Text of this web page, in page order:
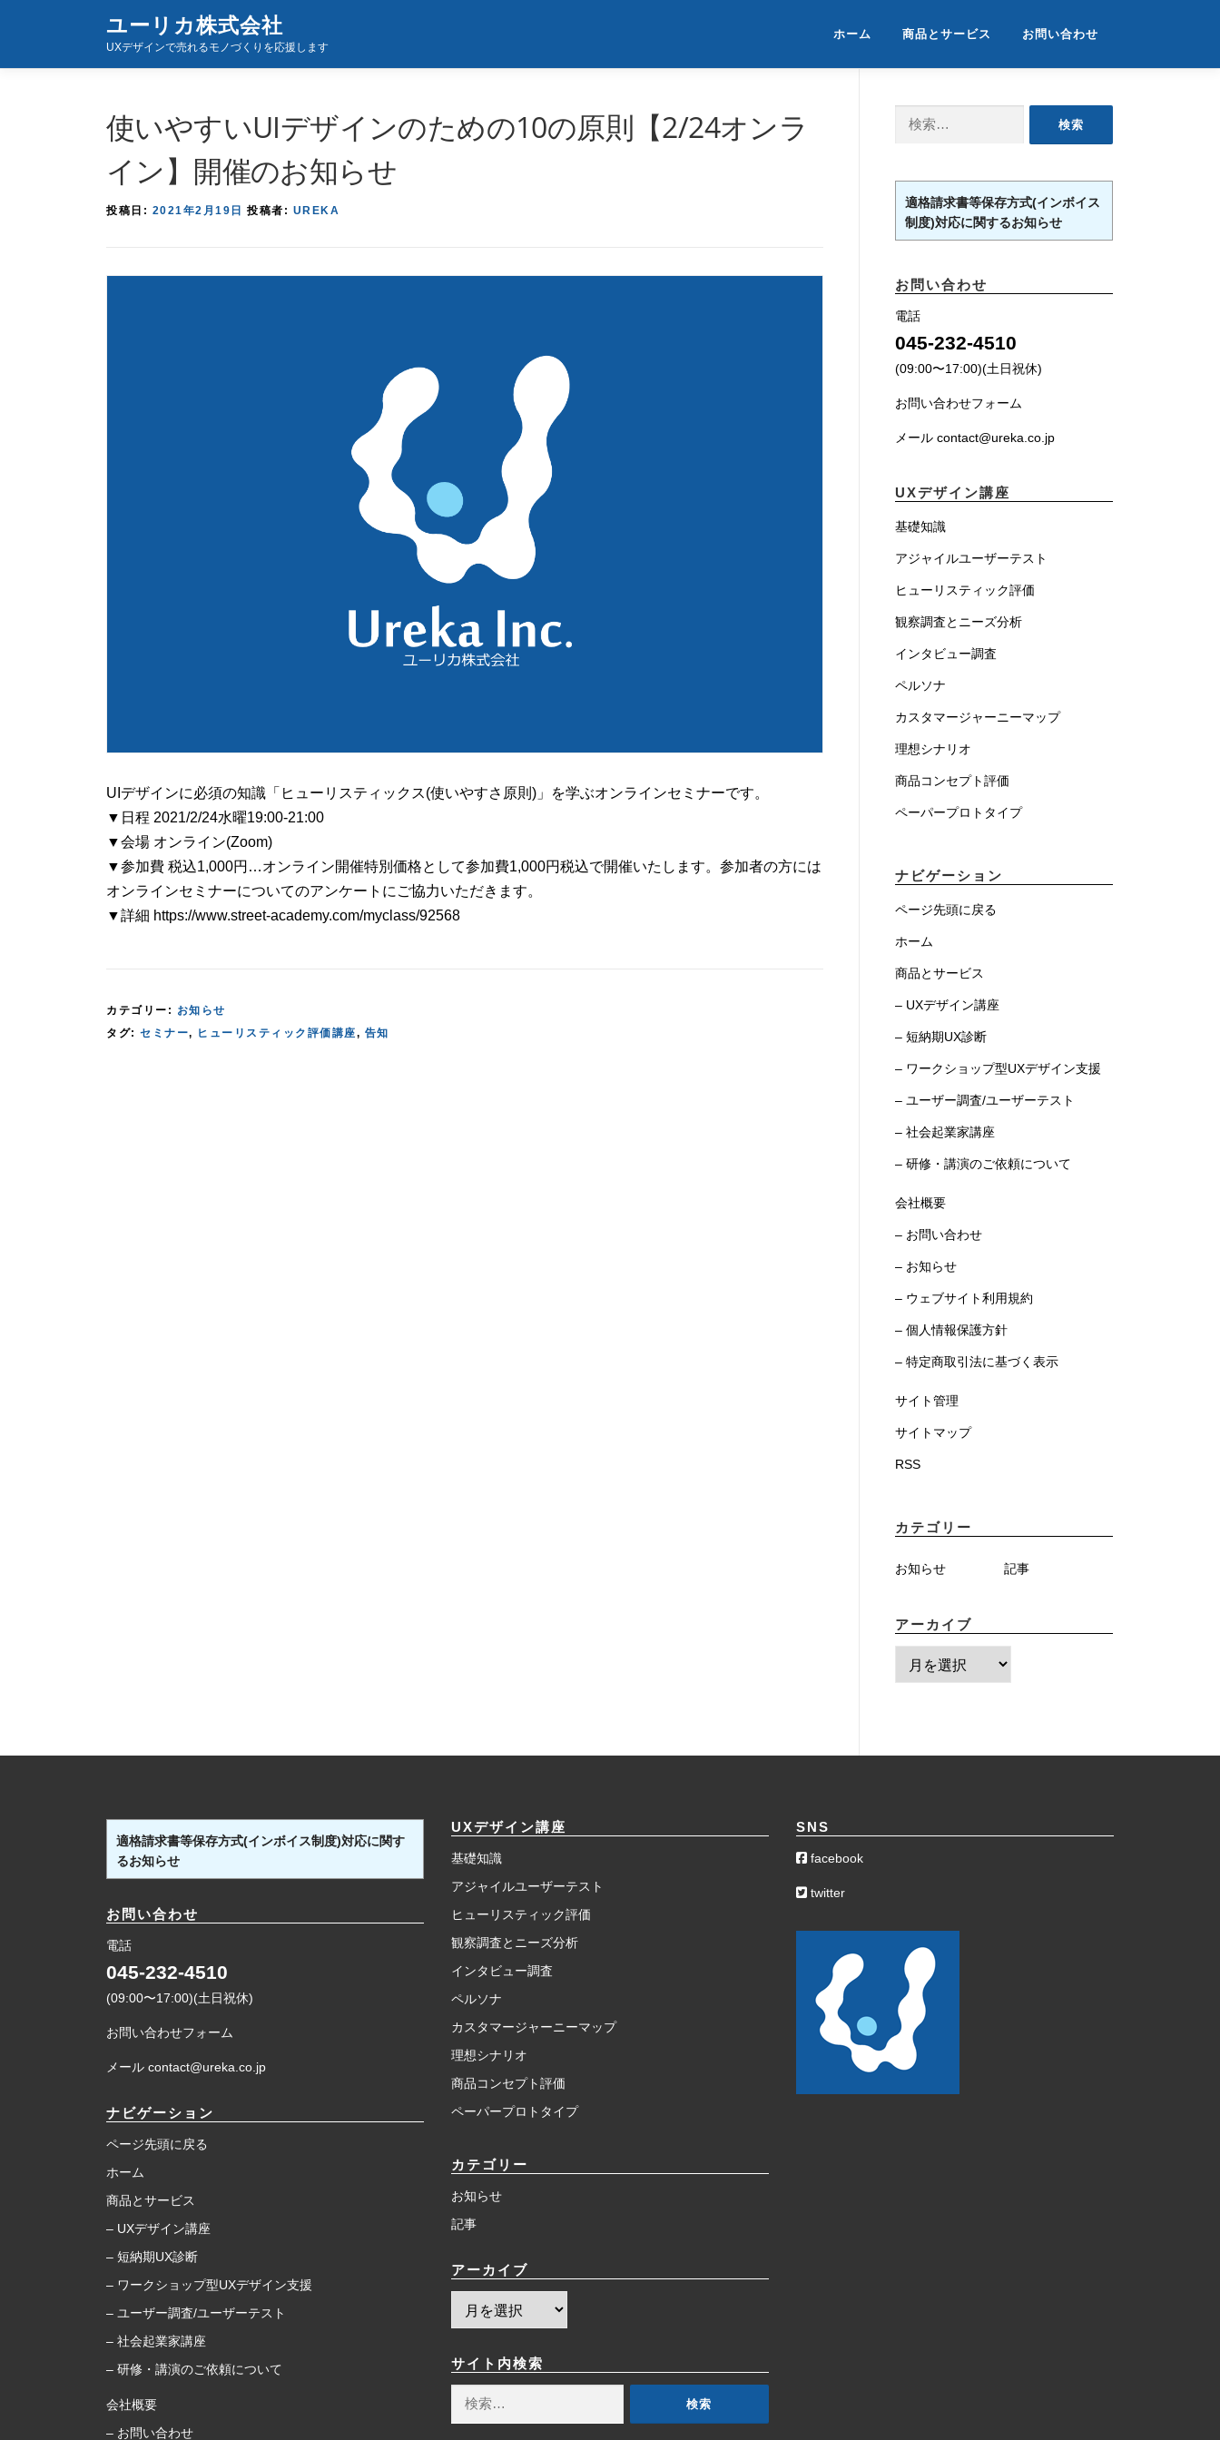
ユーリカ株式会社
UXデザインで売れるモノづくりを応援します
ホーム 商品とサービス お問い合わせ
使いやすいUIデザインのための10の原則【2/24オンラ
イン】開催のお知らせ
投稿日: 2021年2月19日 投稿者: UREKA
UIデザインに必須の知識「ヒューリスティックス(使いやすさ原則)」を学ぶオンラインセミナーです。
▼日程 2021/2/24水曜19:00-21:00
▼会場 オンライン(Zoom)
▼参加費 税込1,000円…オンライン開催特別価格として参加費1,000円税込で開催いたします。参加者の方には
オンラインセミナーについてのアンケートにご協力いただきます。
▼詳細 https://www.street-academy.com/myclass/92568
カテゴリー: お知らせ
タグ: セミナー, ヒューリスティック評価講座, 告知
適格請求書等保存方式(インボイス
制度)対応に関するお知らせ
お問い合わせ
電話
045-232-4510
(09:00〜17:00)(土日祝休)
お問い合わせフォーム
メール contact@ureka.co.jp
UXデザイン講座
基礎知識
アジャイルユーザーテスト
ヒューリスティック評価
観察調査とニーズ分析
インタビュー調査
ペルソナ
カスタマージャーニーマップ
理想シナリオ
商品コンセプト評価
ペーパープロトタイプ
ナビゲーション
ページ先頭に戻る
ホーム
商品とサービス
– UXデザイン講座
– 短納期UX診断
– ワークショップ型UXデザイン支援
– ユーザー調査/ユーザーテスト
– 社会起業家講座
– 研修・講演のご依頼について
会社概要
– お問い合わせ
– お知らせ
– ウェブサイト利用規約
– 個人情報保護方針
– 特定商取引法に基づく表示
サイト管理
サイトマップ
RSS
カテゴリー
お知らせ 記事
アーカイブ
ー
ブ
適格請求書等保存方式(インボイス制度)対応に関す
るお知らせ
お問い合わせ
電話
045-232-4510
(09:00〜17:00)(土日祝休)
お問い合わせフォーム
メール contact@ureka.co.jp
ナビゲーション
ページ先頭に戻る
ホーム
商品とサービス
– UXデザイン講座
– 短納期UX診断
– ワークショップ型UXデザイン支援
– ユーザー調査/ユーザーテスト
– 社会起業家講座
– 研修・講演のご依頼について
会社概要
– お問い合わせ
UXデザイン講座
基礎知識
アジャイルユーザーテスト
ヒューリスティック評価
観察調査とニーズ分析
インタビュー調査
ペルソナ
カスタマージャーニーマップ
理想シナリオ
商品コンセプト評価
ペーパープロトタイプ
カテゴリー
お知らせ
記事
アーカイブ
イ
ブ
サイト内検索
SNS
facebook
twitter